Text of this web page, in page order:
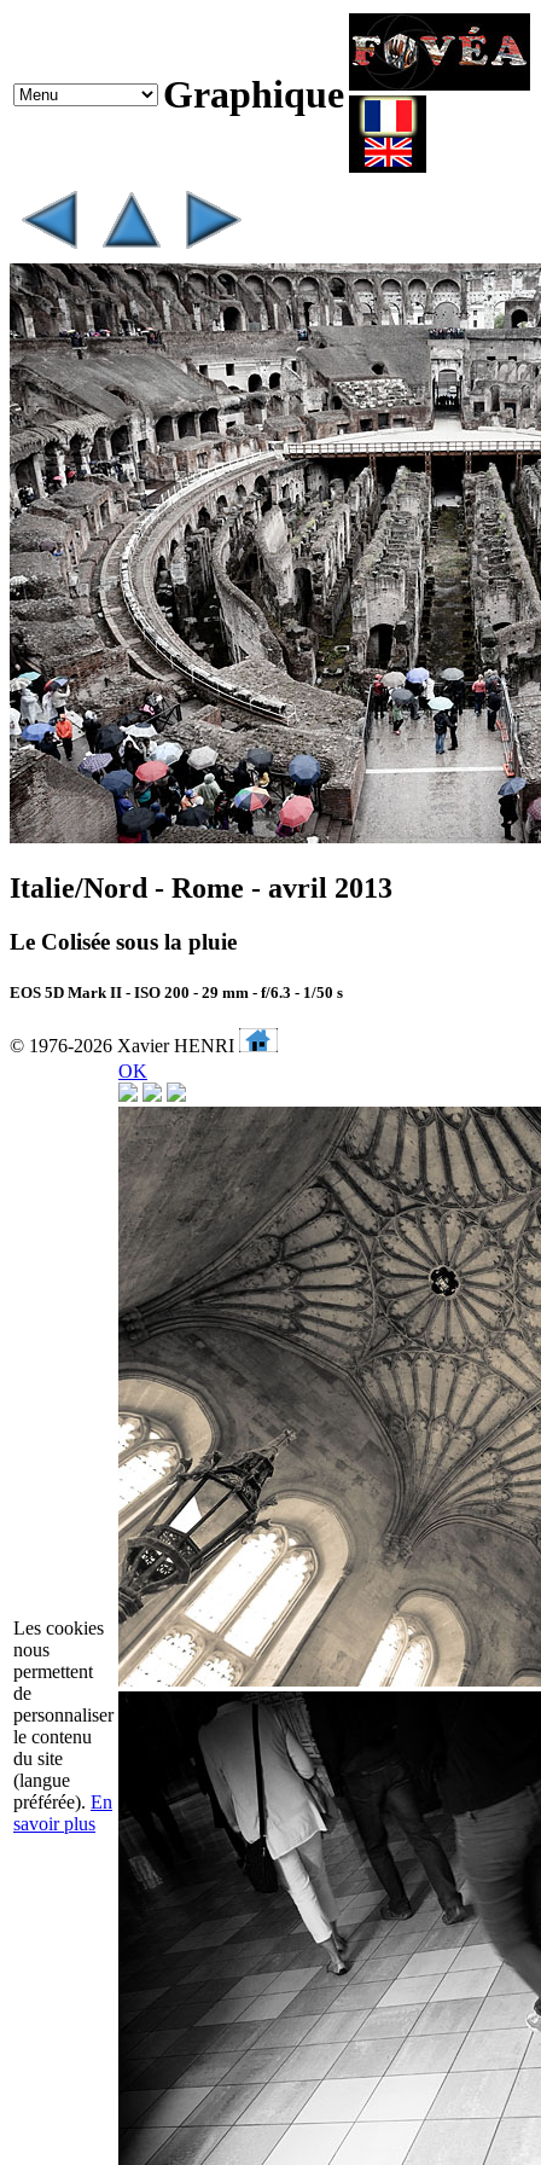
Graphique
Italie/Nord - Rome - avril 2013
Le Colisée sous la pluie
EOS 5D Mark II - ISO 200 - 29 mm - f/6.3 - 1/50 s
© 1976-2026 Xavier HENRI
Les cookies
nous
permettent
de
personnaliser
le contenu
du site
(langue
préférée). En
savoir plus
OK